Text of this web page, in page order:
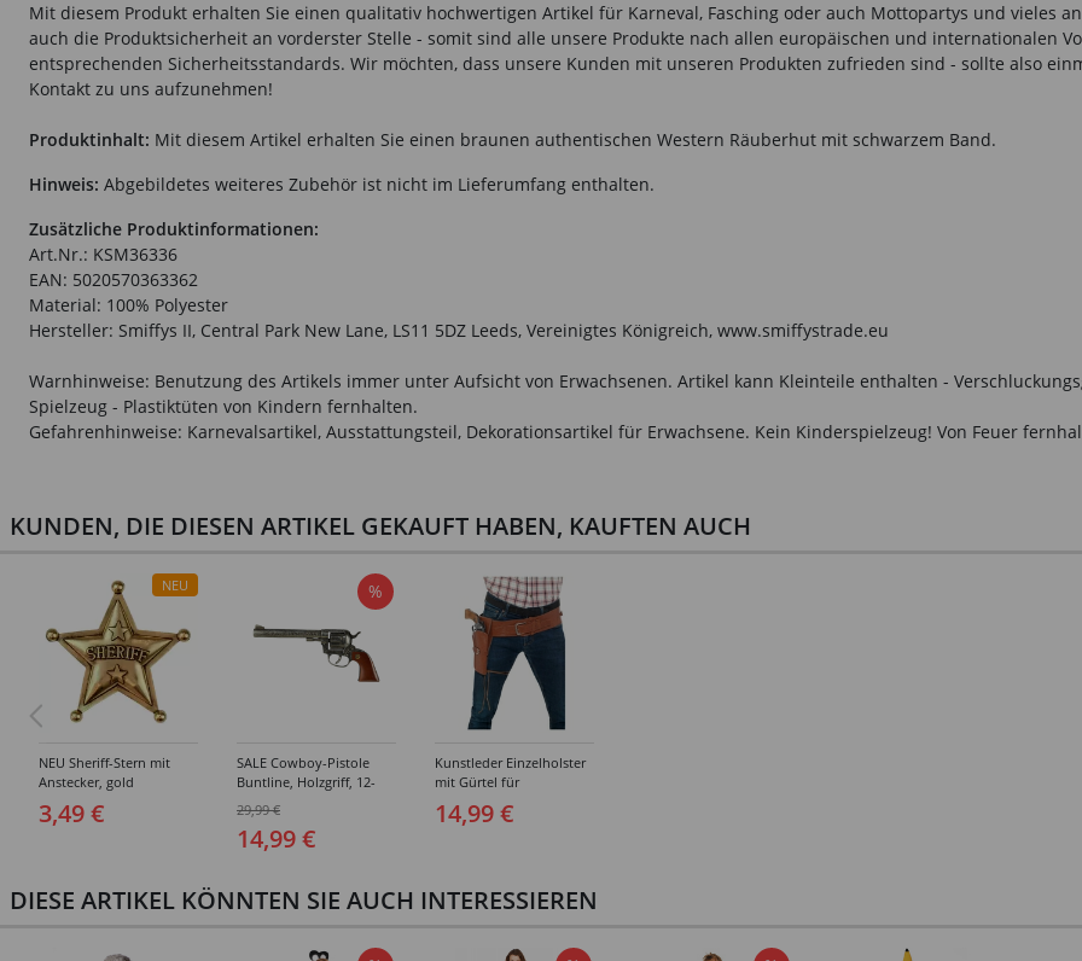
Mit diesem Produkt erhalten Sie einen qualitativ hochwertigen Artikel für Karneval, Fasching oder auch Mottopartys und vieles
auch die Produktsicherheit an vorderster Stelle - somit sind alle unsere Produkte nach allen europäischen und internationalen
entsprechenden Sicherheitsstandards. Wir möchten, dass unsere Kunden mit unseren Produkten zufrieden sind - sollte also
Kontakt zu uns aufzunehmen!
Produktinhalt: Mit diesem Artikel erhalten Sie einen braunen authentischen Western Räuberhut mit schwarzem Band.
Hinweis: Abgebildetes weiteres Zubehör ist nicht im Lieferumfang enthalten.
Zusätzliche Produktinformationen:
Art.Nr.: KSM36336
EAN: 5020570363362
Material: 100% Polyester
Hersteller: Smiffys II, Central Park New Lane, LS11 5DZ Leeds, Vereinigtes Königreich, www.smiffystrade.eu
Warnhinweise: Benutzung des Artikels immer unter Aufsicht von Erwachsenen. Artikel kann Kleinteile enthalten -
Spielzeug - Plastiktüten von Kindern fernhalten.
Gefahrenhinweise: Karnevalsartikel, Ausstattungsteil, Dekorationsartikel für Erwachsene. Kein Kinderspielzeug! Von Feuer
KUNDEN, DIE DIESEN ARTIKEL GEKAUFT HABEN, KAUFTEN AUCH
NEU
NEU Sheriff-Stern mit
Anstecker, gold
3,49 €
%
SALE Cowboy-Pistole
Buntline, Holzgriff, 12-
Schuss-Colt
29,99 €
14,99 €
Kunstleder Einzelholster
mit Gürtel für
Erwachsene, Braun
14,99 €
DIESE ARTIKEL KÖNNTEN SIE AUCH INTERESSIEREN